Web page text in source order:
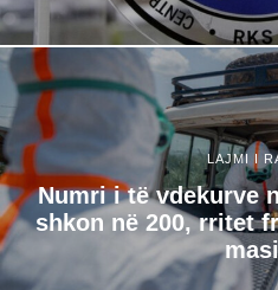
LAJMI I
Numri i të vdekurve
shkon në 200, rritet